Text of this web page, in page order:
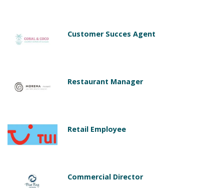
Customer Succes Agent
Restaurant Manager
Retail Employee
Commercial Director